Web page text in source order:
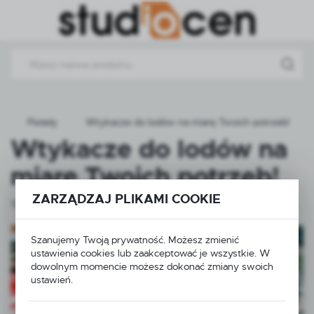
Przejdź do wyszukiwarki.
Porady Wtykacze do lodów na miarę Twoich potrzeb!
Wtykacze do lodów na
miarę Twoich potrzeb!
13 - 12 - 2021
ZARZĄDZAJ PLIKAMI COOKIE
Szanujemy Twoją prywatność. Możesz zmienić
ustawienia cookies lub zaakceptować je wszystkie. W
dowolnym momencie możesz dokonać zmiany swoich
ustawień.